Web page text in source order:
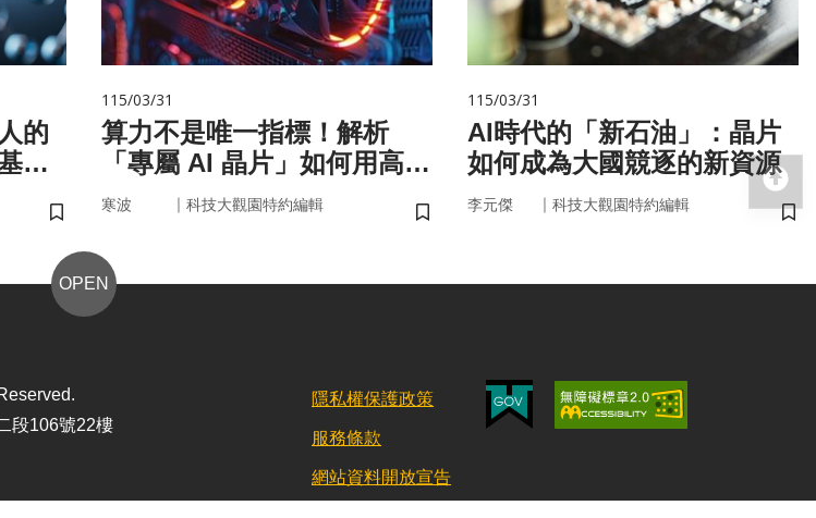
的
因
儲存書籤
115/03/31
算力不是唯一指標！解析
「專屬 AI 晶片」如何用高效
率驅動未來
寒波 ｜ 科技大觀園特約編輯
儲存書籤
115/03/31
AI時代的「新石油」：晶片
如何成為大國競逐的新資源
李元傑 ｜ 科技大觀園特約編輯
儲
OPEN
段106號22樓
隱私權保護政策
服務條款
網站資料開放宣告